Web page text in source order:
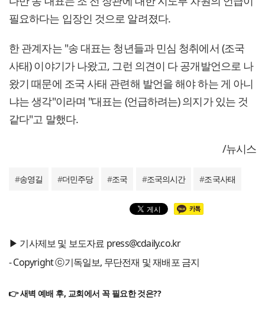
필요하다는 입장인 것으로 알려졌다.
한 관계자는 "송 대표는 청년들과 민심 청취에서 (조국
사태) 이야기가 나왔고, 그런 의견이 다 공개발언으로 나
왔기 때문에 조국 사태 관련해 발언을 해야 하는 게 아니
냐는 생각"이라며 "대표는 (언급하려는) 의지가 있는 것
같다"고 말했다.
/뉴시스
#송영길 #더민주당 #조국 #조국의시간 #조국사태
▶ 기사제보 및 보도자료 press@cdaily.co.kr
- Copyright ⓒ기독일보, 무단전재 및 재배포 금지
👉 새벽 예배 후, 교회에서 꼭 필요한 것은??